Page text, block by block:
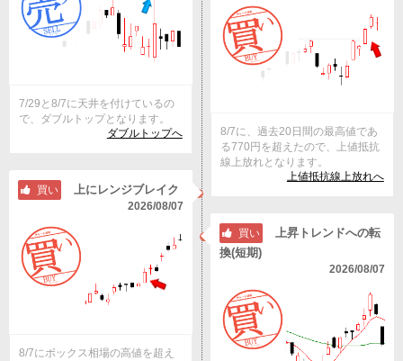
7/29と8/7に天井を付けているの
で、ダブルトップとなります。
ダブルトップへ
8/7に、過去20日間の最高値であ
る770円を超えたので、上値抵抗
線上放れとなります。
上値抵抗線上放れへ
買い
上にレンジブレイク
2026/08/07
8/7にボックス相場の高値を超え
買い
上昇トレンドへの転
換(短期)
2026/08/07